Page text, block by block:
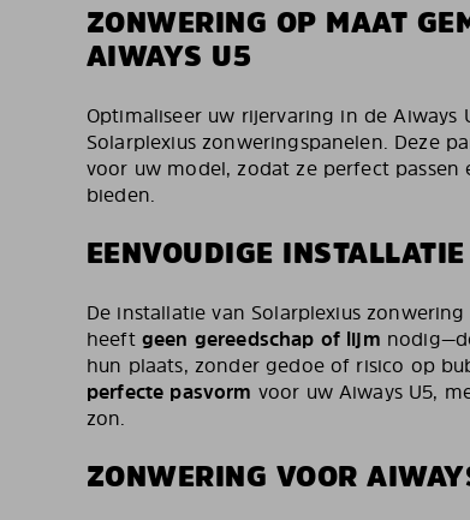
ZONWERING OP MAAT
AIWAYS U5
Optimaliseer uw rijervaring in de
Solarplexius zonweringspanelen. Deze
voor uw model, zodat ze perfect
bieden.
EENVOUDIGE INSTALLATIE
De installatie van Solarplexius
heeft geen gereedschap of lijm
hun plaats, zonder gedoe of risico op
perfecte pasvorm voor uw Aiways U5,
zon.
ZONWERING VOOR